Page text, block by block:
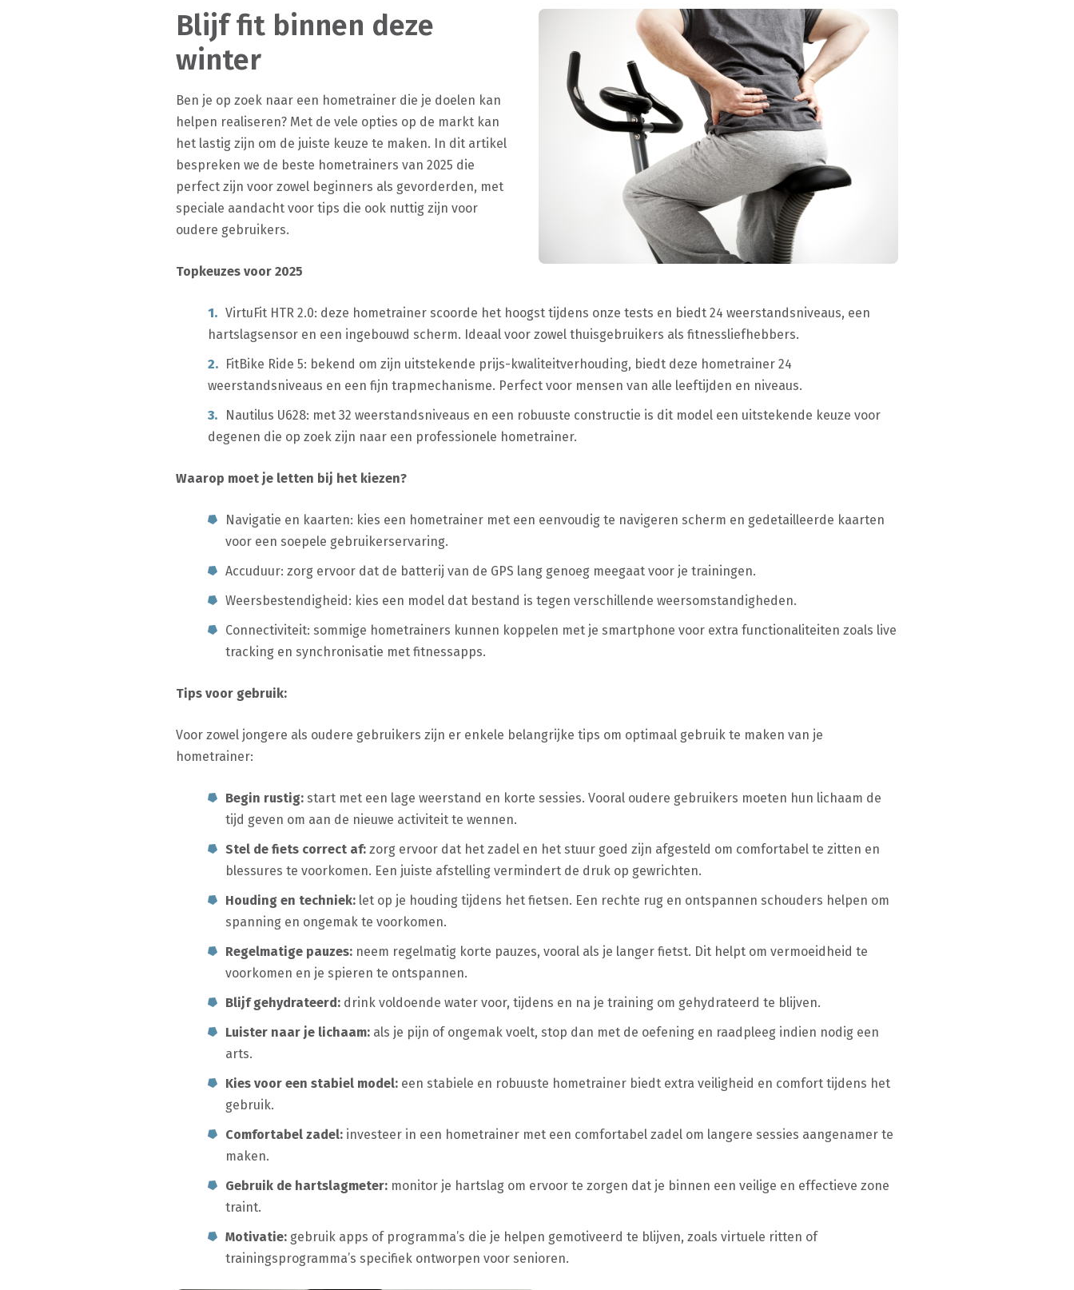
Blijf fit binnen deze
winter
Ben je op zoek naar een hometrainer die je doelen kan
helpen realiseren? Met de vele opties op de markt kan
het lastig zijn om de juiste keuze te maken. In dit artikel
bespreken we de beste hometrainers van 2025 die
perfect zijn voor zowel beginners als gevorderden, met
speciale aandacht voor tips die ook nuttig zijn voor
oudere gebruikers.
Topkeuzes voor 2025
VirtuFit HTR 2.0: deze hometrainer scoorde het hoogst tijdens onze tests en biedt 24 weerstandsniveaus, een
hartslagsensor en een ingebouwd scherm. Ideaal voor zowel thuisgebruikers als fitnessliefhebbers.
FitBike Ride 5: bekend om zijn uitstekende prijs-kwaliteitverhouding, biedt deze hometrainer 24
weerstandsniveaus en een fijn trapmechanisme. Perfect voor mensen van alle leeftijden en niveaus.
Nautilus U628: met 32 weerstandsniveaus en een robuuste constructie is dit model een uitstekende keuze voor
degenen die op zoek zijn naar een professionele hometrainer.
Waarop moet je letten bij het kiezen?
Navigatie en kaarten: kies een hometrainer met een eenvoudig te navigeren scherm en gedetailleerde kaarten
voor een soepele gebruikerservaring.
Accuduur: zorg ervoor dat de batterij van de GPS lang genoeg meegaat voor je trainingen.
Weersbestendigheid: kies een model dat bestand is tegen verschillende weersomstandigheden.
Connectiviteit: sommige hometrainers kunnen koppelen met je smartphone voor extra functionaliteiten zoals live
tracking en synchronisatie met fitnessapps.
Tips voor gebruik:
Voor zowel jongere als oudere gebruikers zijn er enkele belangrijke tips om optimaal gebruik te maken van je
hometrainer:
Begin rustig: start met een lage weerstand en korte sessies. Vooral oudere gebruikers moeten hun lichaam de
tijd geven om aan de nieuwe activiteit te wennen.
Stel de fiets correct af: zorg ervoor dat het zadel en het stuur goed zijn afgesteld om comfortabel te zitten en
blessures te voorkomen. Een juiste afstelling vermindert de druk op gewrichten.
Houding en techniek: let op je houding tijdens het fietsen. Een rechte rug en ontspannen schouders helpen om
spanning en ongemak te voorkomen.
Regelmatige pauzes: neem regelmatig korte pauzes, vooral als je langer fietst. Dit helpt om vermoeidheid te
voorkomen en je spieren te ontspannen.
Blijf gehydrateerd: drink voldoende water voor, tijdens en na je training om gehydrateerd te blijven.
Luister naar je lichaam: als je pijn of ongemak voelt, stop dan met de oefening en raadpleeg indien nodig een
arts.
Kies voor een stabiel model: een stabiele en robuuste hometrainer biedt extra veiligheid en comfort tijdens het
gebruik.
Comfortabel zadel: investeer in een hometrainer met een comfortabel zadel om langere sessies aangenamer te
maken.
Gebruik de hartslagmeter: monitor je hartslag om ervoor te zorgen dat je binnen een veilige en effectieve zone
traint.
Motivatie: gebruik apps of programma’s die je helpen gemotiveerd te blijven, zoals virtuele ritten of
trainingsprogramma’s specifiek ontworpen voor senioren.